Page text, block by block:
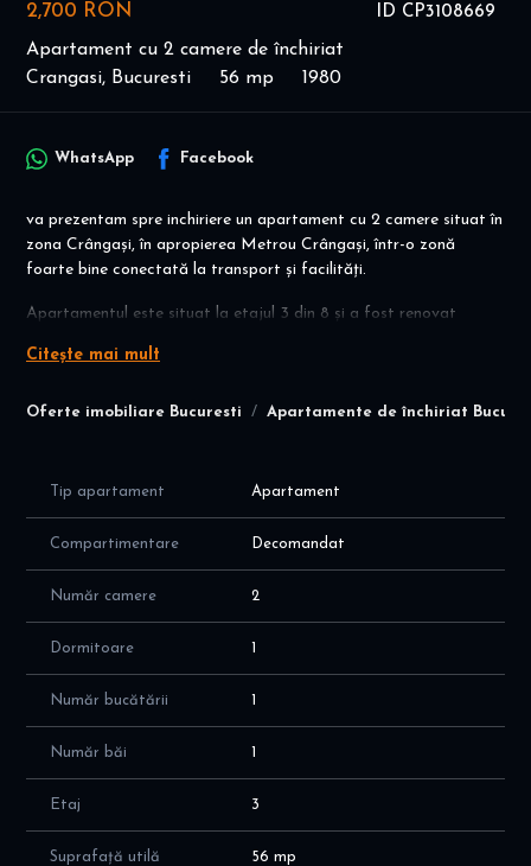
ID CP3108669
2,700 RON
Apartament cu 2 camere de închiriat
Crangasi, Bucuresti
56 mp 1980
Oferte imobiliare Bucuresti Apartamente de închiriat
WhatsApp Facebook
va prezentam spre inchiriere un apartament cu 2 camere situat în
zona Crângași, în apropierea Metrou Crângași, într-o zonă
foarte bine conectată la transport și facilități.
Apartamentul este situat la etajul 3 din 8 și a fost renovat
electrocasnice noi.
Detalii apartament
Renovare completă recentă
Totul nou
Avantaje locație
Aproape de Metrou Crângași
Acces rapid către tramvai, autobuze și principalele puncte de
interes
Magazine, piață, restaurante și parcuri în apropiere
Nu se acceptă animale de companie
să mă contactați.
Citește mai mult
Tip apartament Apartament
Compartimentare Decomandat
Număr camere 2
Dormitoare 1
Număr bucătării 1
Număr băi 1
Etaj 3
Suprafață utilă 56 mp